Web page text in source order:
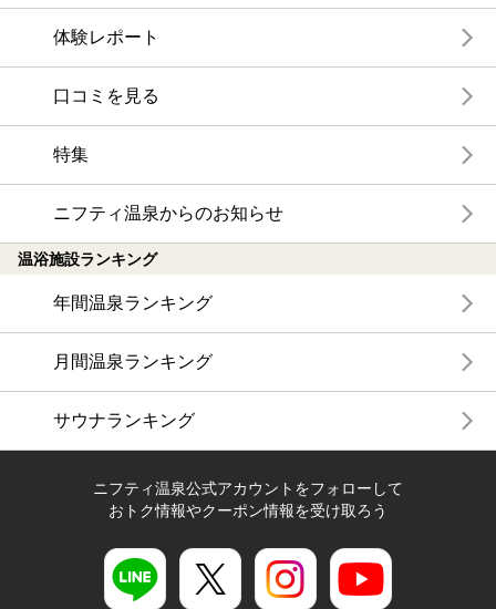
体験レポート
口コミを見る
特集
ニフティ温泉からのお知らせ
温浴施設ランキング
年間温泉ランキング
月間温泉ランキング
サウナランキング
ニフティ温泉公式アカウントをフォローして
おトク情報やクーポン情報を受け取ろう